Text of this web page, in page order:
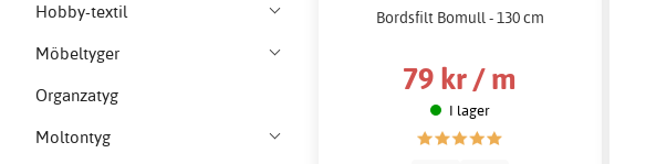
Hobby-textil
Möbeltyger
Organzatyg
Moltontyg
Bordsfilt Bomull - 130 cm
79 kr / m
I lager